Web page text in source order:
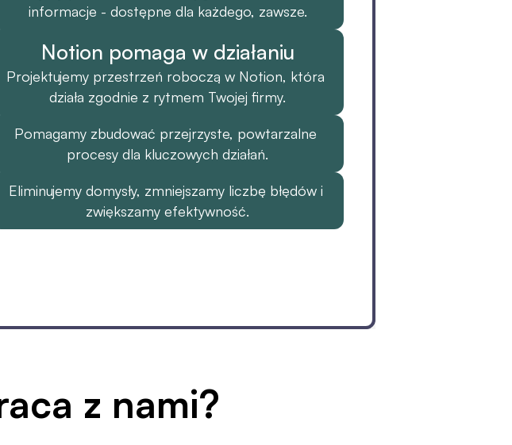
informacje - dostępne dla każdego, zawsze.
Notion pomaga w działaniu
Projektujemy przestrzeń roboczą w Notion, która
działa zgodnie z rytmem Twojej firmy.
Pomagamy zbudować przejrzyste, powtarzalne
procesy dla kluczowych działań.
Eliminujemy domysły, zmniejszamy liczbę błędów i
zwiększamy efektywność.
z nami?